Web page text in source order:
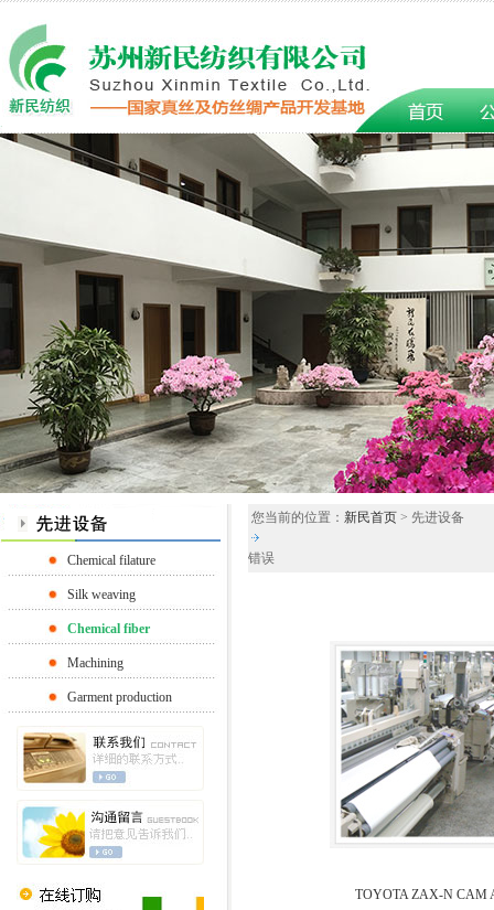
Chemical filature
Silk weaving
Chemical fiber
Machining
Garment production
您当前的位置： 新民首页 > 先进设备
错误
TOYOTA ZAX-N CAM